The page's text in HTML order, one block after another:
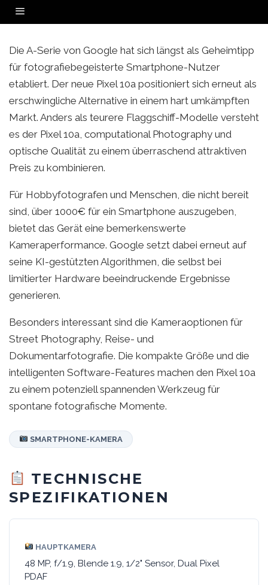
Der Pixel 10a zeigt: Großartige Smartphone-Fotografie muss nicht teuer sein.
EINSTEIGER UND SPARFÜCHSE?
FOTOGRAFIE REVIEWS · FEBRUARY 19, 2026
Die A-Serie von Google hat sich längst als Geheimtipp
für fotografiebegeisterte Smartphone-Nutzer
etabliert. Der neue Pixel 10a positioniert sich erneut als
erschwingliche Alternative in einem hart umkämpften
Markt. Anders als teurere Flaggschiff-Modelle versteht
es der Pixel 10a, computational Photography und
optische Qualität zu einem überraschend attraktiven
Preis zu kombinieren.
Für Hobbyfotografen und Menschen, die nicht bereit
sind, über 1000€ für ein Smartphone auszugeben,
bietet das Gerät eine bemerkenswerte
Kameraperformance. Google setzt dabei erneut auf
seine KI-gestützten Algorithmen, die selbst bei
limitierter Hardware beeindruckende Ergebnisse
generieren.
Besonders interessant sind die Kameraoptionen für
Street Photography, Reise- und
Dokumentarfotografie. Die kompakte Größe und die
intelligenten Software-Features machen den Pixel 10a
zu einem potenziell spannenden Werkzeug für
spontane fotografische Momente.
SMARTPHONE-KAMERA
TECHNISCHE
SPEZIFIKATIONEN
HAUPTKAMERA
48 MP, f/1.9, Blende 1.9, 1/2" Sensor, Dual Pixel
PDAF